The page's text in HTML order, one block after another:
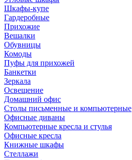
Шкафы-купе
Гардеробные
Прихожие
Вешалки
Обувницы
Комоды
Пуфы для прихожей
Банкетки
Зеркала
Освещение
Домашний офис
Столы письменные и компьютерные
Офисные диваны
Компьютерные кресла и стулья
Офисные кресла
Книжные шкафы
Стеллажи